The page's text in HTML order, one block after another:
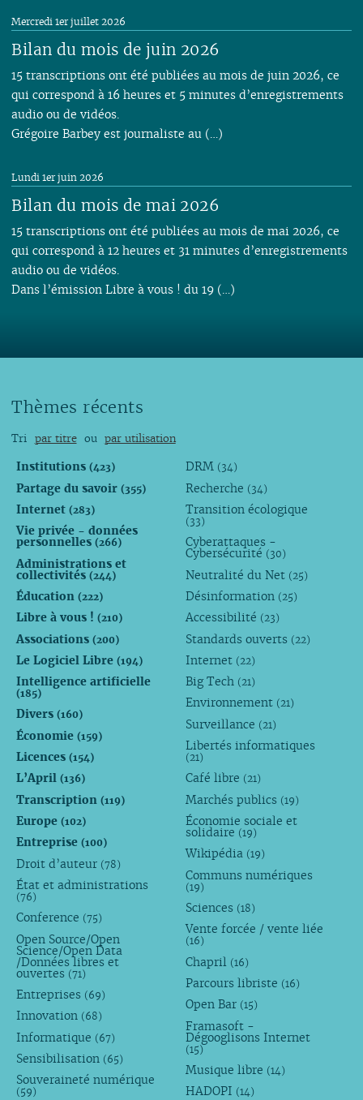
Bilan du mois de juin 2026
Mercredi 1er juillet 2026
15 transcriptions ont été publiées au mois de juin 2026, ce
qui correspond à 16 heures et 5 minutes d’enregistrements
audio ou de vidéos.
Grégoire Barbey est journaliste au (…)
Bilan du mois de mai 2026
Lundi 1er juin 2026
15 transcriptions ont été publiées au mois de mai 2026, ce
qui correspond à 12 heures et 31 minutes d’enregistrements
audio ou de vidéos.
Dans l’émission Libre à vous ! du 19 (…)
Thèmes récents
Tri par titre ou par utilisation
Institutions (423)
Partage du savoir (355)
Internet (283)
Vie privée - données
personnelles (266)
Administrations et
collectivités (244)
Éducation (222)
Libre à vous ! (210)
Associations (200)
Le Logiciel Libre (194)
Intelligence artificielle
(185)
Divers (160)
Économie (159)
Licences (154)
L’April (136)
Transcription (119)
Europe (102)
Entreprise (100)
Droit d’auteur (78)
État et administrations
(76)
Conference (75)
Open Source/Open
Science/Open Data
/Données libres et
ouvertes (71)
Entreprises (69)
Innovation (68)
Informatique (67)
Sensibilisation (65)
Souveraineté numérique
(59)
DRM (34)
Recherche (34)
Transition écologique
(33)
Cyberattaques -
Cybersécurité (30)
Neutralité du Net (25)
Désinformation (25)
Accessibilité (23)
Standards ouverts (22)
Internet (22)
Big Tech (21)
Environnement (21)
Surveillance (21)
Libertés informatiques
(21)
Café libre (21)
Marchés publics (19)
Économie sociale et
solidaire (19)
Wikipédia (19)
Communs numériques
(19)
Sciences (18)
Vente forcée / vente liée
(16)
Chapril (16)
Parcours libriste (16)
Open Bar (15)
Framasoft -
Dégooglisons Internet
(15)
Musique libre (14)
HADOPI (14)